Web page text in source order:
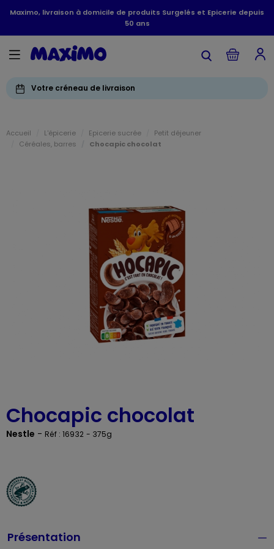
Maximo, livraison à domicile de produits Surgelés et Epicerie depuis
50 ans
Votre créneau de livraison
Accueil L'épicerie Epicerie sucrée
Petit déjeuner
Céréales, barres
Chocapic chocolat
Chocapic chocolat
Nestle - Réf : 16932 - 375g
Présentation